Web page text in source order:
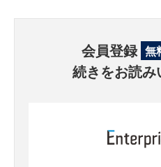
会員登録 無
続きをお読